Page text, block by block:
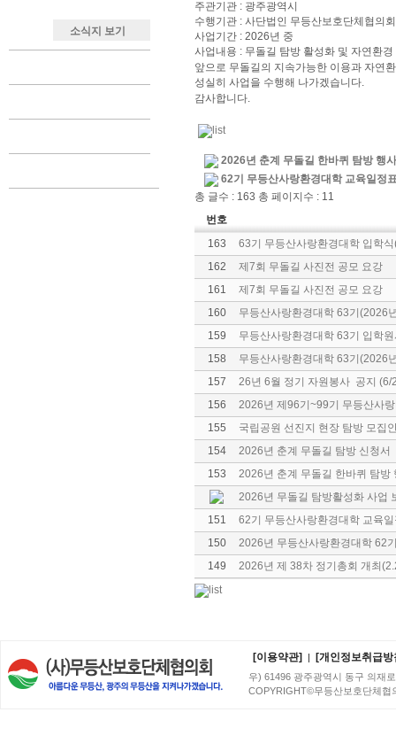
소식지 보기
주관기관 : 광주광역시
수행기관 : 사단법인 무등산보호단체협의회
사업기간 : 2026년 중
사업내용 : 무돌길 탐방 활성화 및 자연환
앞으로 무돌길의 지속가능한 이용과 자연
성실히 사업을 수행해 나가겠습니다.
감사합니다.
2026년 춘계 무돌길 한바퀴 탐방 행사
62기 무등산사랑환경대학 교육일정
총 글수 : 163 총 페이지수 : 11
번호
163
63기 무등산사랑환경대학 입학
162
제7회 무돌길 사진전 공모 요강
161
제7회 무돌길 사진전 공모 요강
160
무등산사랑환경대학 63기(2026
159
무등산사랑환경대학 63기 입학
158
무등산사랑환경대학 63기(2026
157
26년 6월 정기 자원봉사 공지 (6/
156
2026년 제96기~99기 무등산사
155
국립공원 선진지 현장 탐방 모집
154
2026년 춘계 무돌길 탐방 신청서
153
2026년 춘계 무돌길 한바퀴 탐방
2026년 무돌길 탐방활성화 사업
151
62기 무등산사랑환경대학 교육
150
2026년 무등산사랑환경대학 62
149
2026년 제 38차 정기총회 개최
[이용약관] | [개인정보취급방
우) 61496 광주광역시 동구 의재
COPYRIGHT©무등산보호단체협